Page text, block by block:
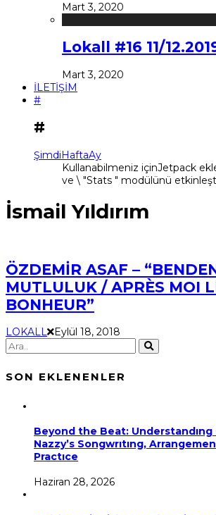
Mart 3, 2020
Lokall #16 11/
Mart 3, 2020
İLETİŞİM
#
#
ŞimdiHaftaAy
Kullanabilmeniz içinJetpack
ve \ "Stats " modülünü
İsmail Yıldırım
ÖZDEMİR ASAF –
MUTLULUK / APRÈS MOI
BONHEUR”
LOKALL Eylül 18, 2018
SON EKLENENLER
Beyond the Beat: Understandıng
Nazzy’s Songwrıtıng,
Practıce
Haziran 28, 2026